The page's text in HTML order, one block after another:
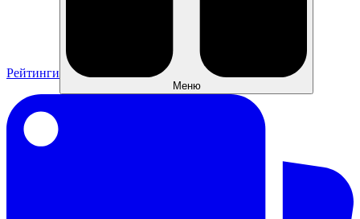
Рейтинги
Меню